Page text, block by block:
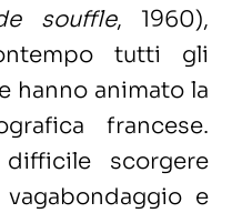
souffle, 1960),
tutti gli
hanno animato la
francese.
scorgere
vagabondaggio e